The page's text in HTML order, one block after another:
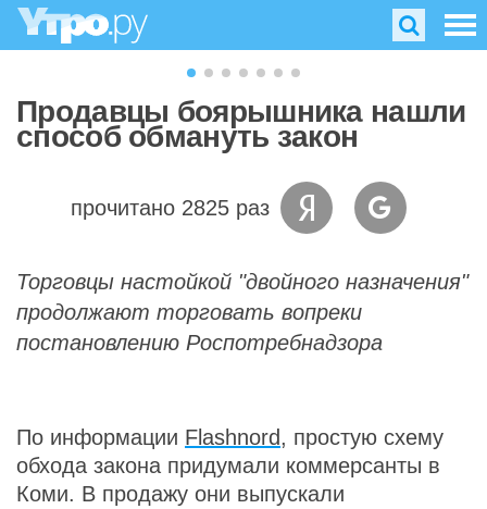
Продавцы боярышника нашли
способ обмануть закон
прочитано 2825 раз
Торговцы настойкой "двойного назначения"
продолжают торговать вопреки
постановлению Роспотребнадзора
По информации Flashnord, простую схему
обхода закона придумали коммерсанты в
Коми. В продажу они выпускали